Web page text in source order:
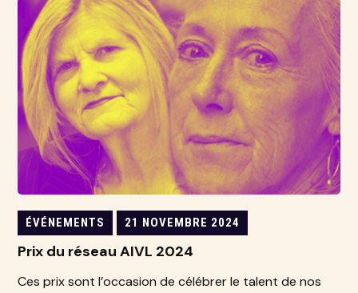
ÉVÉNEMENTS 21 NOVEMBRE 2024
Prix du réseau AIVL 2024
Ces prix sont l’occasion de célébrer le talent de nos